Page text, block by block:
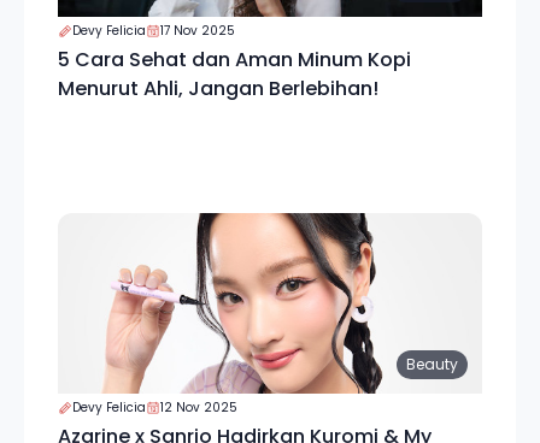
Devy Felicia 17 Nov 2025
5 Cara Sehat dan Aman Minum Kopi
Menurut Ahli, Jangan Berlebihan!
Beauty
Devy Felicia 12 Nov 2025
Azarine x Sanrio Hadirkan Kuromi & My